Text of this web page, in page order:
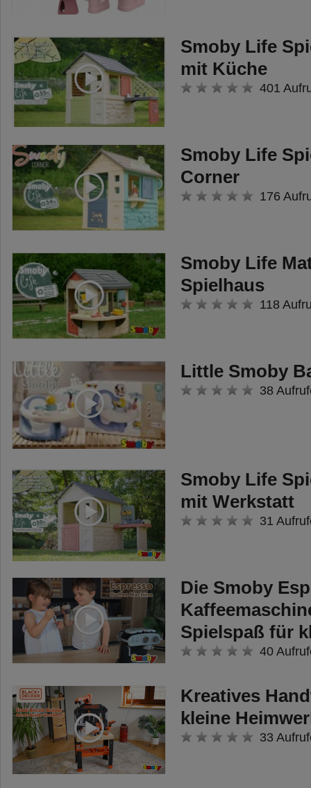
Smoby Life
mit Küche
401
Smoby Life
Corner
176
Smoby Life
Spielhaus
118
Little Smoby
38
Smoby Life
mit Werkstatt
31
Die Smoby
Spielspaß für
40
Kreatives
kleine
33